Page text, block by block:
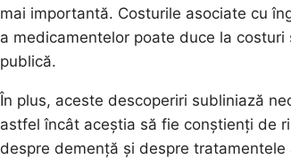
mai importantă. Costurile asociate cu
a medicamentelor poate duce la
publică.
În plus, aceste descoperiri subliniază
astfel încât aceștia să fie conștienți de
despre demență și despre